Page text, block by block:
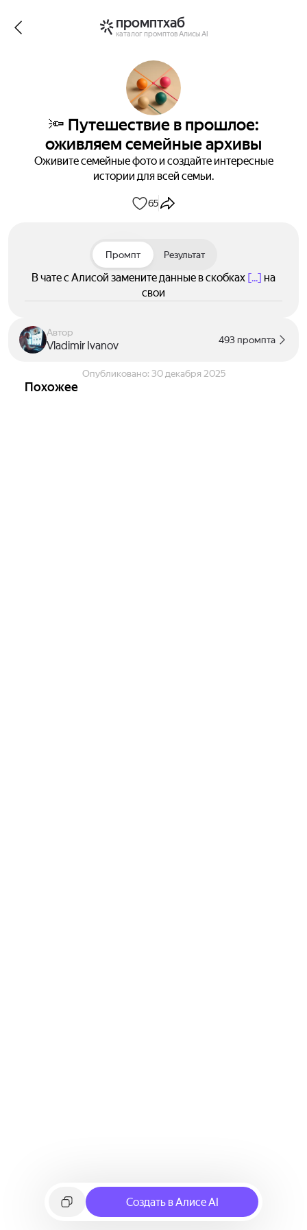
промптхаб
каталог промптов Алисы AI
🔦 Путешествие в прошлое:
оживляем семейные архивы
Оживите семейные фото и создайте интересные
истории для всей семьи.
65
Промпт Результат
В чате с Алисой замените данные в скобках [...] на
свои
Автор
Vladimir Ivanov 493 промпта
Опубликовано: 30 декабря 2025
Похожее
Создать в Алисе AI